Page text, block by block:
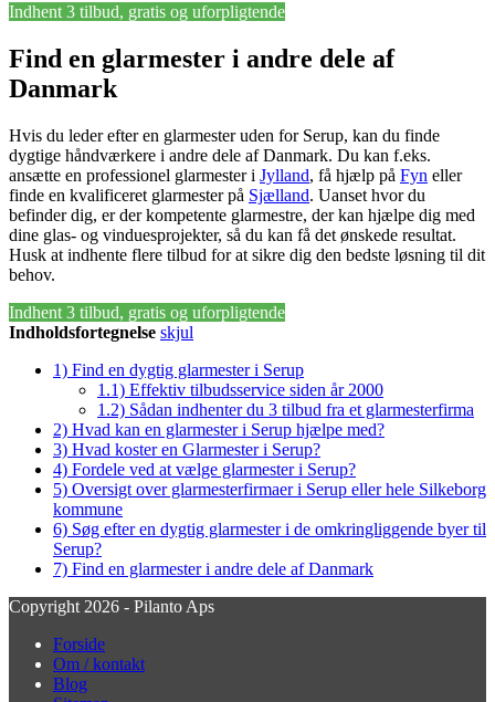
Indhent 3 tilbud, gratis og uforpligtende
Find en glarmester i andre dele af
Danmark
Hvis du leder efter en glarmester uden for Serup, kan du finde
dygtige håndværkere i andre dele af Danmark. Du kan f.eks.
ansætte en professionel glarmester i Jylland, få hjælp på Fyn eller
finde en kvalificeret glarmester på Sjælland. Uanset hvor du
befinder dig, er der kompetente glarmestre, der kan hjælpe dig med
dine glas- og vinduesprojekter, så du kan få det ønskede resultat.
Husk at indhente flere tilbud for at sikre dig den bedste løsning til dit
behov.
Indhent 3 tilbud, gratis og uforpligtende
Indholdsfortegnelse skjul
1) Find en dygtig glarmester i Serup
1.1) Effektiv tilbudsservice siden år 2000
1.2) Sådan indhenter du 3 tilbud fra et glarmesterfirma
2) Hvad kan en glarmester i Serup hjælpe med?
3) Hvad koster en Glarmester i Serup?
4) Fordele ved at vælge glarmester i Serup?
5) Oversigt over glarmesterfirmaer i Serup eller hele Silkeborg
kommune
6) Søg efter en dygtig glarmester i de omkringliggende byer til
Serup?
7) Find en glarmester i andre dele af Danmark
Copyright 2026 - Pilanto Aps
Forside
Om / kontakt
Blog